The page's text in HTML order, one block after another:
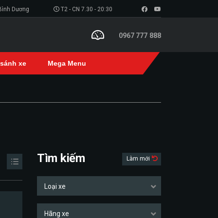
T2 - CN 7.30 - 20:30
Dương
0967 777 888
xe Mega Menu
Tìm kiếm Làm mới
Loại xe
Hãng xe